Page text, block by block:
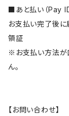
■あと払い（Pay
お支払い完了後に
領証
※お支払い方法が
ん。
【お問い合わせ】